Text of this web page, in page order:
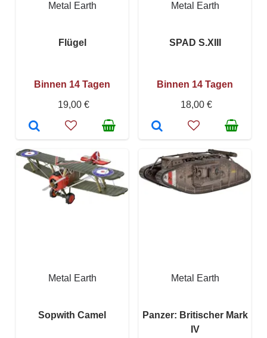
Metal Earth
Flügel
Binnen 14 Tagen
19,00 €
Metal Earth
SPAD S.XIII
Binnen 14 Tagen
18,00 €
Metal Earth
Sopwith Camel
Metal Earth
Panzer: Britischer Mark
IV